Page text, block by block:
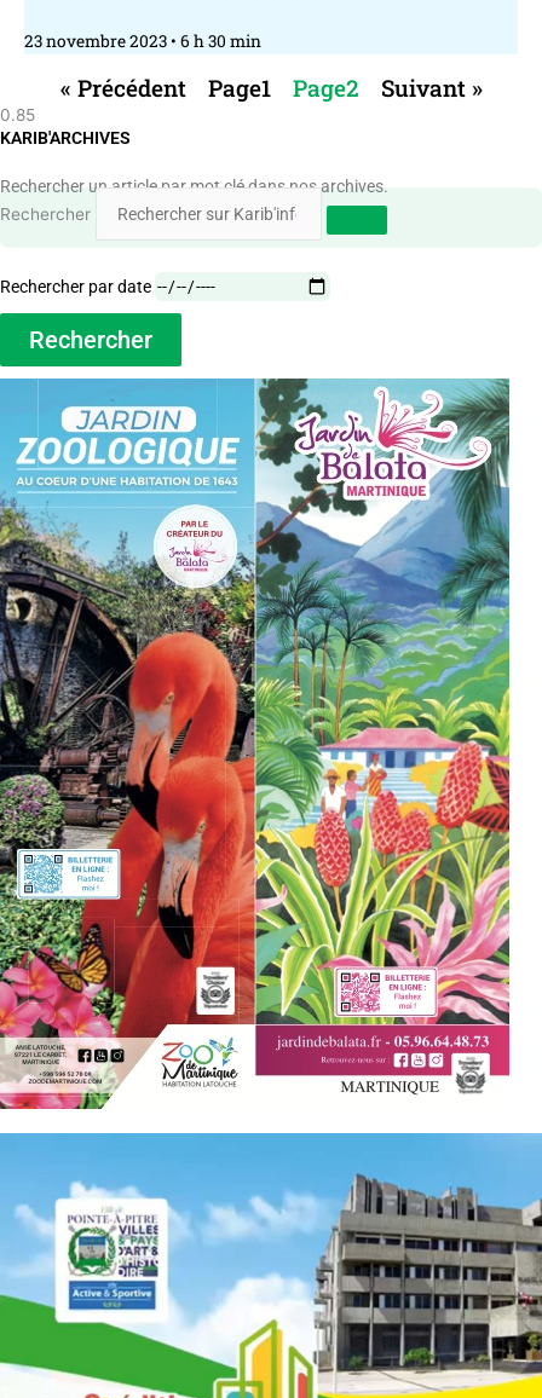
23 novembre 2023 6 h 30 min
« Précédent Page1 Page2 Suivant »
KARIB'ARCHIVES
Rechercher un article par mot clé dans nos archives.
Rechercher
Rechercher par date
Rechercher